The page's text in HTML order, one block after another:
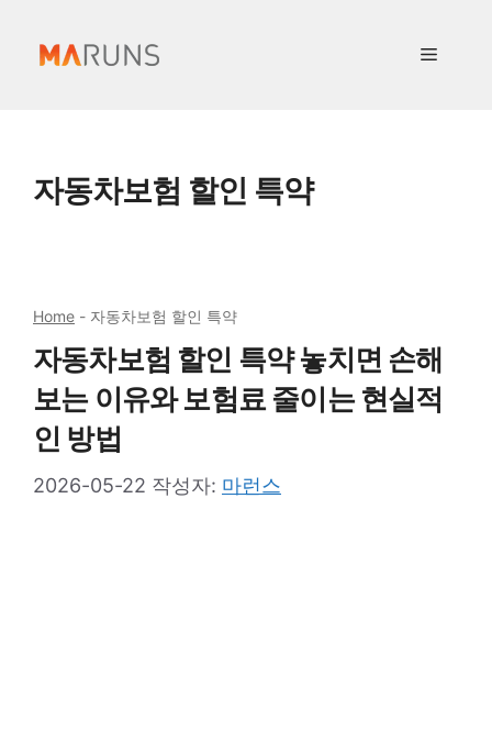
메
자동차보험 할인 특약
Home - 자동차보험 할인 특약
자동차보험 할인 특약 놓치면 손해
보는 이유와 보험료 줄이는 현실적
인 방법
2026-05-22 작성자: 마런스